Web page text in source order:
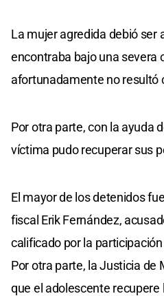
La mujer agredida debió ser
encontraba bajo una severa
afortunadamente no resultó
Por otra parte, con la ayuda
víctima pudo recuperar sus
El mayor de los detenidos
fiscal Erik Fernández,
calificado por la
Por otra parte, la Justicia de
que el adolescente